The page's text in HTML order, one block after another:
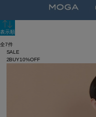
表示順
全7件
SALE
2BUY10%OFF